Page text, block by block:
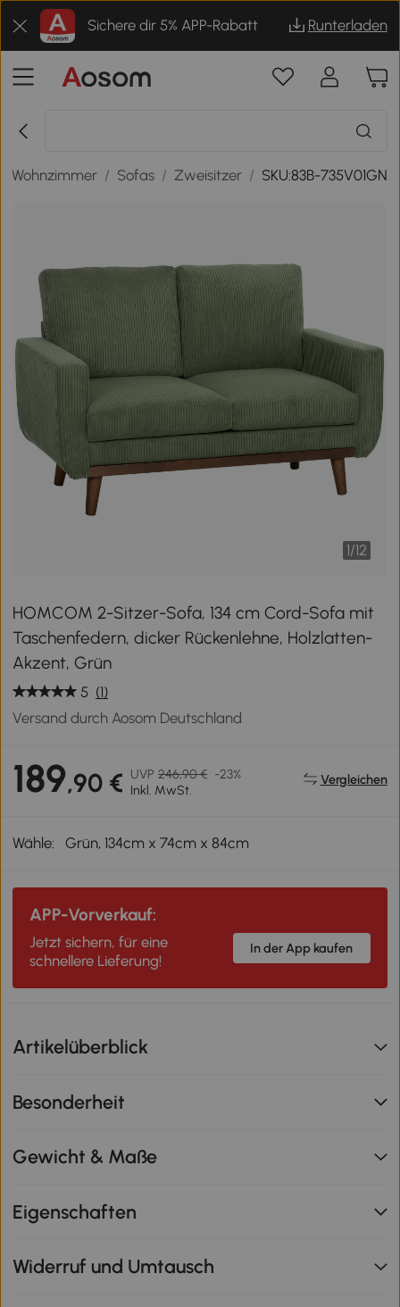
Sichere dir 5% APP-Rabatt Runterladen
Wohnzimmer / Sofas / Zweisitzer / SKU:83B-735V01GN
1/12
HOMCOM 2-Sitzer-Sofa, 134 cm Cord-Sofa mit
Taschenfedern, dicker Rückenlehne, Holzlatten-
Akzent, Grün
5 (1)
Versand durch Aosom Deutschland
189,90 € UVP 246,90 € -23%
Inkl. MwSt.
Vergleichen
Wähle: Grün, 134cm x 74cm x 84cm
APP-Vorverkauf:
Jetzt sichern, für eine
schnellere Lieferung!
In der App kaufen
Artikelüberblick
Besonderheit
Gewicht & Maße
Eigenschaften
Widerruf und Umtausch